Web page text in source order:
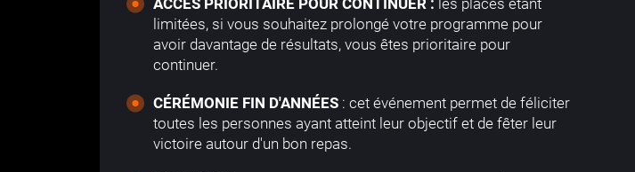
ACCÈS PRIORITAIRE POUR CONTINUER : les places étant
limitées, si vous souhaitez prolongé votre programme pour
avoir davantage de résultats, vous êtes prioritaire pour
continuer.
CÉRÉMONIE FIN D'ANNÉES : cet événement permet de féliciter
toutes les personnes ayant atteint leur objectif et de fêter leur
victoire autour d'un bon repas.